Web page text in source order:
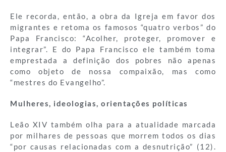
Ele recorda, então, a obra da Igreja em favor dos
migrantes e retoma os famosos “quatro verbos” do
Papa Francisco: “Acolher, proteger, promover e
integrar”. E do Papa Francisco ele também toma
emprestada a definição dos pobres não apenas
como objeto de nossa compaixão, mas como
“mestres do Evangelho”.
Mulheres, ideologias, orientações políticas
Leão XIV também olha para a atualidade marcada
por milhares de pessoas que morrem todos os dias
“por causas relacionadas com a desnutrição” (12).